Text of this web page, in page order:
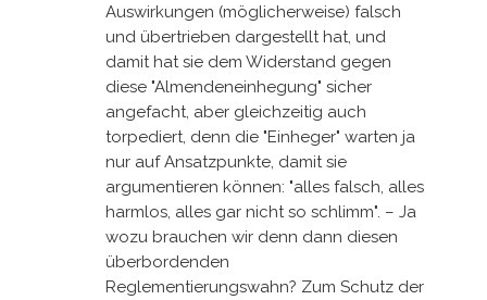
Auswirkungen (möglicherweise) falsch
und übertrieben dargestellt hat, und
damit hat sie dem Widerstand gegen
diese "Almendeneinhegung" sicher
angefacht, aber gleichzeitig auch
torpediert, denn die "Einheger" warten ja
nur auf Ansatzpunkte, damit sie
argumentieren können: "alles falsch, alles
harmlos, alles gar nicht so schlimm". – Ja
wozu brauchen wir denn dann diesen
überbordenden
Reglementierungswahn? Zum Schutz der